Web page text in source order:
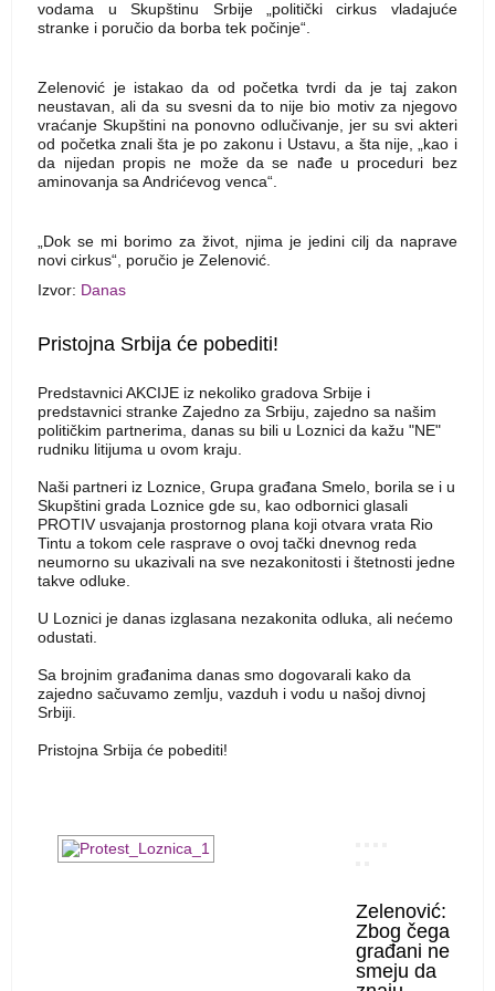
vodama u Skupštinu Srbije „politički cirkus vladajuće
stranke i poručio da borba tek počinje“.
Zelenović je istakao da od početka tvrdi da je taj zakon
neustavan, ali da su svesni da to nije bio motiv za njegovo
vraćanje Skupštini na ponovno odlučivanje, jer su svi akteri
od početka znali šta je po zakonu i Ustavu, a šta nije, „kao i
da nijedan propis ne može da se nađe u proceduri bez
aminovanja sa Andrićevog venca“.
„Dok se mi borimo za život, njima je jedini cilj da naprave
novi cirkus“, poručio je Zelenović.
Izvor: Danas
Pristojna Srbija će pobediti!
Predstavnici AKCIJE iz nekoliko gradova Srbije i
predstavnici stranke Zajedno za Srbiju, zajedno sa našim
političkim partnerima, danas su bili u Loznici da kažu "NE"
rudniku litijuma u ovom kraju.
Naši partneri iz Loznice, Grupa građana Smelo, borila se i u
Skupštini grada Loznice gde su, kao odbornici glasali
PROTIV usvajanja prostornog plana koji otvara vrata Rio
Tintu a tokom cele rasprave o ovoj tački dnevnog reda
neumorno su ukazivali na sve nezakonitosti i štetnosti jedne
takve odluke.
U Loznici je danas izglasana nezakonita odluka, ali nećemo
odustati.
Sa brojnim građanima danas smo dogovarali kako da
zajedno sačuvamo zemlju, vazduh i vodu u našoj divnoj
Srbiji.
Pristojna Srbija će pobediti!
Zelenović:
Zbog čega
građani ne
smeju da